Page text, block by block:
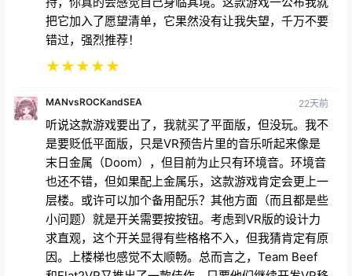
MANvsROCKandSEA 22天前
听说这款游戏要出了，我就买了平面版，但没玩。我不
是要贬低平面版，只是VR预告片里的音乐听起来像是
末日金属（Doom），但目前为止只有环境音。环境音
层楼。或许可以加个备用配乐？其他方面（而且都是些
小问题）就是开关需要按按钮。考虑到VR版的设计力
求直观，这个开关显得有些格格不入，但我猜肯定有原
因。上楼梯也感觉不太顺畅。总而言之，Team Beef
和Flat2VR又推出了一款佳作，只要他们继续开发VR移
植游戏，我都会买。
★★★ ★★
固定B 22天前